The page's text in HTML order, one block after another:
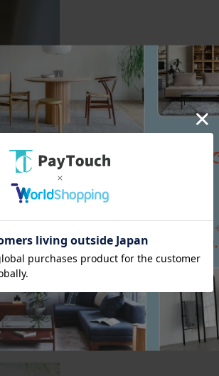
広く、ど